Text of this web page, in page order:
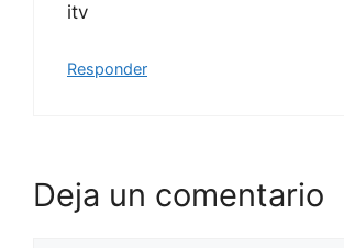
itv
Responder
Deja un comentario